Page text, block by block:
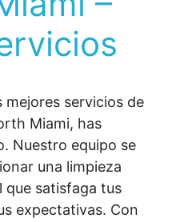
mejores servicios de
Miami, has
Nuestro equipo se
una limpieza
que satisfaga tus
expectativas. Con